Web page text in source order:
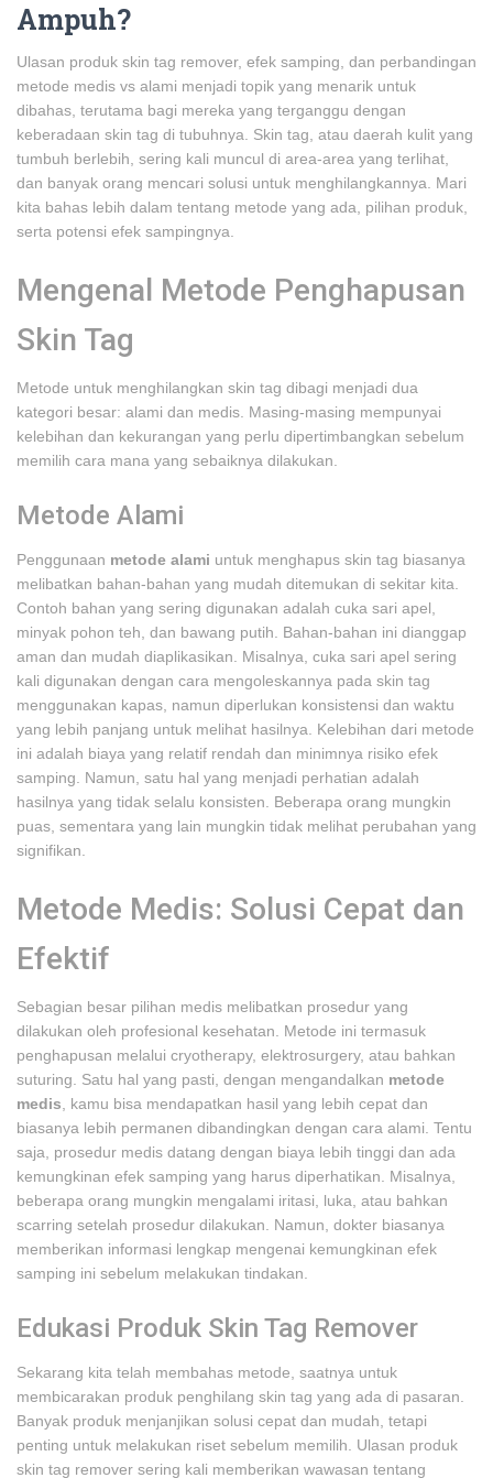
Ampuh?
Ulasan produk skin tag remover, efek samping, dan perbandingan
metode medis vs alami menjadi topik yang menarik untuk
dibahas, terutama bagi mereka yang terganggu dengan
keberadaan skin tag di tubuhnya. Skin tag, atau daerah kulit yang
tumbuh berlebih, sering kali muncul di area-area yang terlihat,
dan banyak orang mencari solusi untuk menghilangkannya. Mari
kita bahas lebih dalam tentang metode yang ada, pilihan produk,
serta potensi efek sampingnya.
Mengenal Metode Penghapusan
Skin Tag
Metode untuk menghilangkan skin tag dibagi menjadi dua
kategori besar: alami dan medis. Masing-masing mempunyai
kelebihan dan kekurangan yang perlu dipertimbangkan sebelum
memilih cara mana yang sebaiknya dilakukan.
Metode Alami
Penggunaan metode alami untuk menghapus skin tag biasanya
melibatkan bahan-bahan yang mudah ditemukan di sekitar kita.
Contoh bahan yang sering digunakan adalah cuka sari apel,
minyak pohon teh, dan bawang putih. Bahan-bahan ini dianggap
aman dan mudah diaplikasikan. Misalnya, cuka sari apel sering
kali digunakan dengan cara mengoleskannya pada skin tag
menggunakan kapas, namun diperlukan konsistensi dan waktu
yang lebih panjang untuk melihat hasilnya. Kelebihan dari metode
ini adalah biaya yang relatif rendah dan minimnya risiko efek
samping. Namun, satu hal yang menjadi perhatian adalah
hasilnya yang tidak selalu konsisten. Beberapa orang mungkin
puas, sementara yang lain mungkin tidak melihat perubahan yang
signifikan.
Metode Medis: Solusi Cepat dan
Efektif
Sebagian besar pilihan medis melibatkan prosedur yang
dilakukan oleh profesional kesehatan. Metode ini termasuk
penghapusan melalui cryotherapy, elektrosurgery, atau bahkan
suturing. Satu hal yang pasti, dengan mengandalkan metode
medis , kamu bisa mendapatkan hasil yang lebih cepat dan
biasanya lebih permanen dibandingkan dengan cara alami. Tentu
saja, prosedur medis datang dengan biaya lebih tinggi dan ada
kemungkinan efek samping yang harus diperhatikan. Misalnya,
beberapa orang mungkin mengalami iritasi, luka, atau bahkan
scarring setelah prosedur dilakukan. Namun, dokter biasanya
memberikan informasi lengkap mengenai kemungkinan efek
samping ini sebelum melakukan tindakan.
Edukasi Produk Skin Tag Remover
Sekarang kita telah membahas metode, saatnya untuk
membicarakan produk penghilang skin tag yang ada di pasaran.
Banyak produk menjanjikan solusi cepat dan mudah, tetapi
penting untuk melakukan riset sebelum memilih. Ulasan produk
skin tag remover sering kali memberikan wawasan tentang